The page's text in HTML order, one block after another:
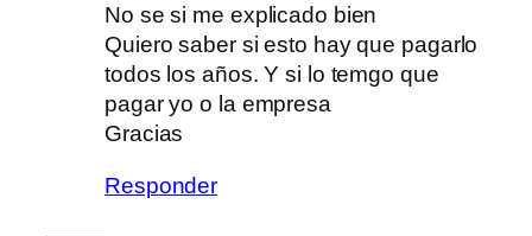
No se si me explicado bien
Quiero saber si esto hay que pagarlo
todos los años. Y si lo temgo que
pagar yo o la empresa
Gracias
Responder